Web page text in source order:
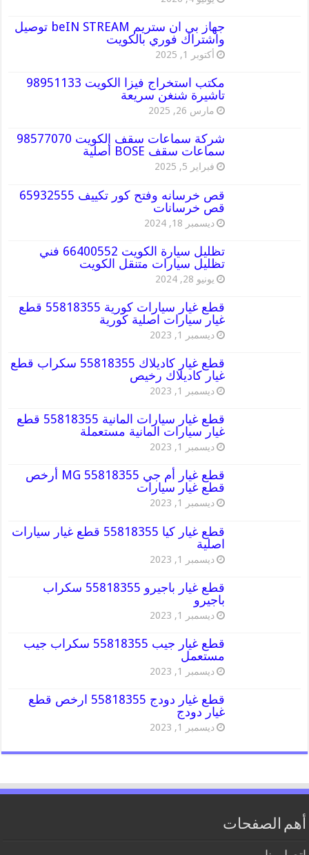
جهاز بي ان ستريم beIN STREAM توصيل
واشتراك فوري بالكويت
أكتوبر 1, 2025
مكتب استخراج فيزا الكويت 98951133
تاشيرة شنغن سريعة
مارس 26, 2025
شركة سماعات سقف الكويت 98577070
سماعات سقف BOSE أصلية
فبراير 5, 2025
قص خرسانه وفتح كور تكييف 65932555
قص خرسانات
ديسمبر 18, 2024
تظليل سيارة الكويت 66400552 فني
تظليل سيارات متنقل الكويت
يونيو 28, 2024
قطع غيار سيارات كورية 55818355 قطع
غيار سيارات اصلية كورية
ديسمبر 1, 2023
قطع غيار كاديلاك 55818355 سكراب قطع
غيار كاديلاك رخيص
ديسمبر 1, 2023
قطع غيار سيارات المانية 55818355 قطع
غيار سيارات المانية مستعملة
ديسمبر 1, 2023
قطع غيار أم جي MG 55818355 أرخص
قطع غيار سيارات
ديسمبر 1, 2023
قطع غيار كيا 55818355 قطع غيار سيارات
اصلية
ديسمبر 1, 2023
قطع غيار باجيرو 55818355 سكراب
باجيرو
ديسمبر 1, 2023
قطع غيار جيب 55818355 سكراب جيب
مستعمل
ديسمبر 1, 2023
قطع غيار دودج 55818355 ارخص قطع
غيار دودج
ديسمبر 1, 2023
أهم الصفحات